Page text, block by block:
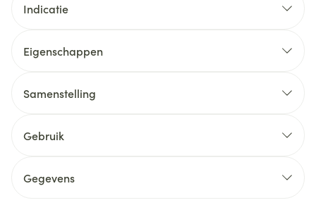
Indicatie
Eigenschappen
Samenstelling
Gebruik
Gegevens